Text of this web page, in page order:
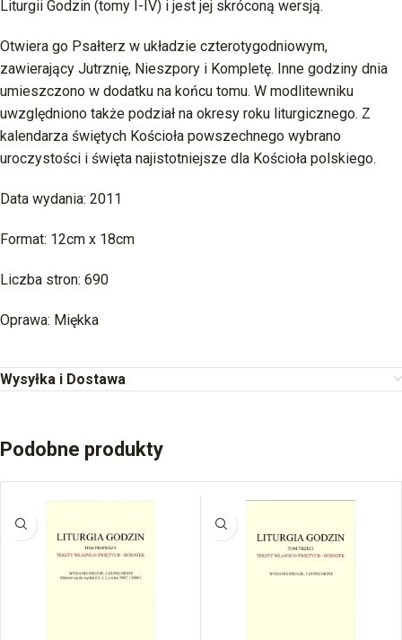
Liturgii Godzin (tomy I-IV) i jest jej skróconą wersją.
Otwiera go Psałterz w układzie czterotygodniowym,
zawierający Jutrznię, Nieszpory i Kompletę. Inne godziny dnia
umieszczono w dodatku na końcu tomu. W modlitewniku
uwzględniono także podział na okresy roku liturgicznego. Z
kalendarza świętych Kościoła powszechnego wybrano
uroczystości i święta najistotniejsze dla Kościoła polskiego.
Data wydania: 2011
Format: 12cm x 18cm
Liczba stron: 690
Oprawa: Miękka
Wysyłka i Dostawa
Podobne produkty
BRAK